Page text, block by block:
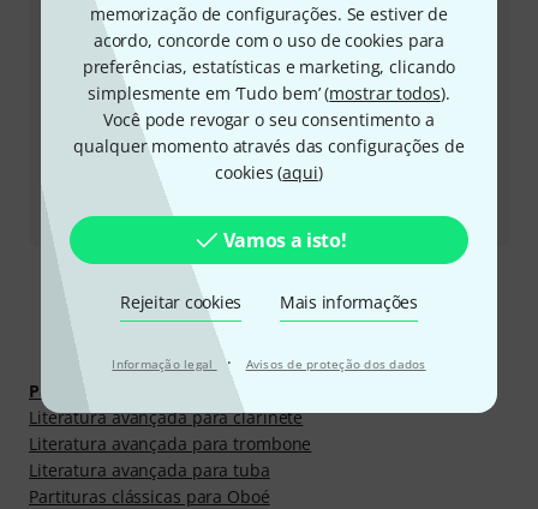
memorização de configurações. Se estiver de
acordo, concorde com o uso de cookies para
preferências, estatísticas e marketing, clicando
simplesmente em ‘Tudo bem’ (mostrar todos).
Você pode revogar o seu consentimento a
qualquer momento através das configurações de
cookies (aqui)
Vamos a isto!
Rejeitar cookies Mais informações
Informação legal · Avisos de proteção dos dados
Solicitar devolução da chamada
Outras formas de entrar em contacto connosco
Devolver produto
Todos os contactos
Descobrir mais
Partituras, livros e DVDs
Literatura avançada para clarinete
Literatura avançada para trombone
Literatura avançada para tuba
Partituras clássicas para Oboé